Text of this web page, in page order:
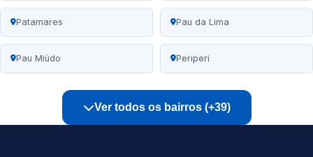
Patamares Pau da Lima
Pau Miúdo Periperi
Ver todos os bairros (+39)